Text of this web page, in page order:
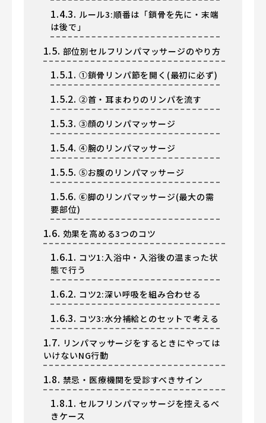
1.4.3. ルール3:順番は「鎖骨を先に・末端
は後で」
1.5. 部位別セルフリンパマッサージのやり方
1.5.1. ①鎖骨リンパ節を開く(最初に必ず)
1.5.2. ②首・耳まわりのリンパを流す
1.5.3. ③顔のリンパマッサージ
1.5.4. ④腕のリンパマッサージ
1.5.5. ⑤お腹のリンパマッサージ
1.5.6. ⑥脚のリンパマッサージ(最大の需
要部位)
1.6. 効果を高める3つのコツ
1.6.1. コツ1:入浴中・入浴後の温まった状
態で行う
1.6.2. コツ2:深い呼吸を組み合わせる
1.6.3. コツ3:水分補給とのセットで考える
1.7. リンパマッサージをするときにやっては
いけないNG行動
1.8. 禁忌・医療機関を受診すべきサイン
1.8.1. セルフリンパマッサージを控えるべ
きケース